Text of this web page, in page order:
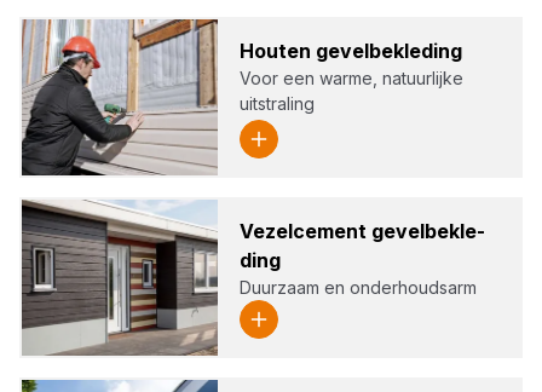
Hou­ten gevel­be­kle­ding
Voor een warme, natuurlijke
uitstraling
Vezel­ce­ment gevel­be­kle­
ding
Duurzaam en onderhoudsarm